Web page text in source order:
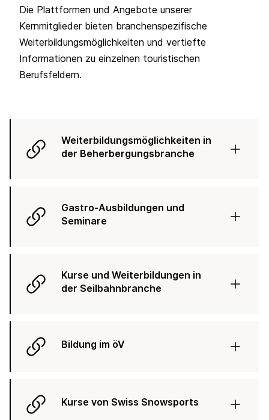
Die Plattformen und Angebote unserer
Kernmitglieder bieten branchenspezifische
Weiterbildungsmöglichkeiten und vertiefte
Informationen zu einzelnen touristischen
Berufsfeldern.
Weiterbildungsmöglichkeiten in
der Beherbergungsbranche
Gastro-Ausbildungen und
Seminare
Kurse und Weiterbildungen in
der Seilbahnbranche
Bildung im öV
Kurse von Swiss Snowsports